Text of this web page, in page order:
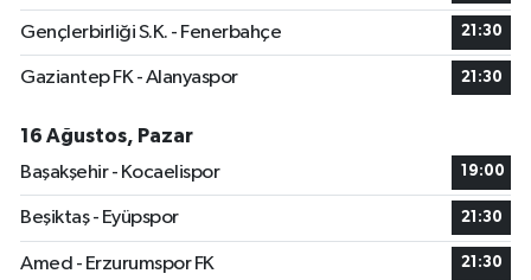
Gençlerbirliği S.K. - Fenerbahçe 21:30
Gaziantep FK - Alanyaspor 21:30
16 Ağustos, Pazar
Başakşehir - Kocaelispor
19:00
Beşiktaş - Eyüpspor 21:30
Amed - Erzurumspor FK 21:30